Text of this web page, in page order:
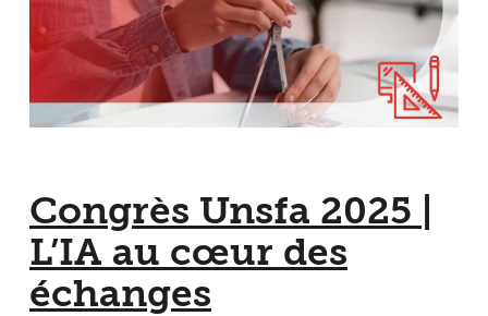
Congrès Unsfa 2025 |
L’IA au cœur des
échanges